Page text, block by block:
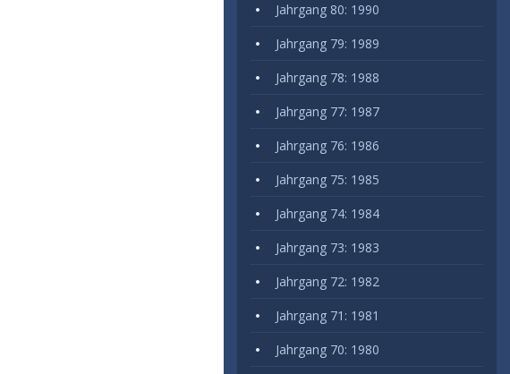
Jahrgang 80: 1990
Jahrgang 79: 1989
Jahrgang 78: 1988
Jahrgang 77: 1987
Jahrgang 76: 1986
Jahrgang 75: 1985
Jahrgang 74: 1984
Jahrgang 73: 1983
Jahrgang 72: 1982
Jahrgang 71: 1981
Jahrgang 70: 1980